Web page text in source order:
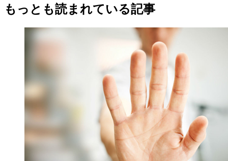
もっとも読まれている記事